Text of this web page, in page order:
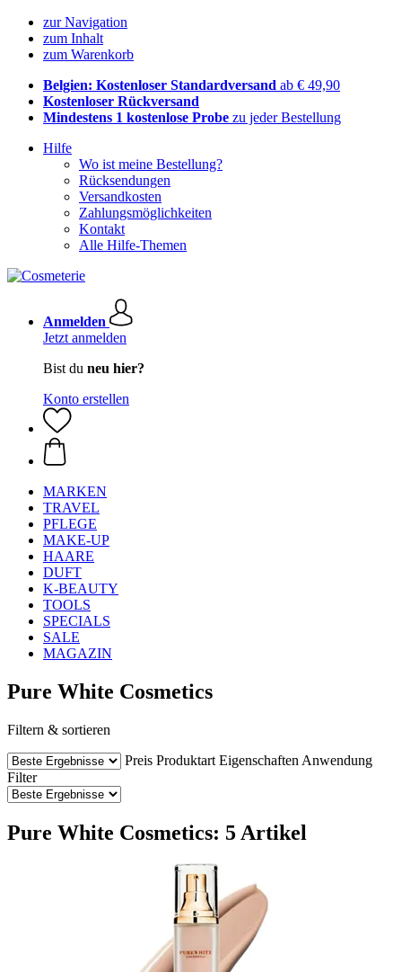
zur Navigation
zum Inhalt
zum Warenkorb
Belgien: Kostenloser Standardversand ab € 49,90
Kostenloser Rückversand
Mindestens 1 kostenlose Probe zu jeder Bestellung
Hilfe
Wo ist meine Bestellung?
Rücksendungen
Versandkosten
Zahlungsmöglichkeiten
Kontakt
Alle Hilfe-Themen
Anmelden
Jetzt anmelden
Bist du neu hier?
Konto erstellen
MARKEN
TRAVEL
PFLEGE
MAKE-UP
HAARE
DUFT
K-BEAUTY
TOOLS
SPECIALS
SALE
MAGAZIN
Pure White Cosmetics
Filtern & sortieren
Preis Produktart Eigenschaften Anwendung
Filter
Pure White Cosmetics: 5 Artikel